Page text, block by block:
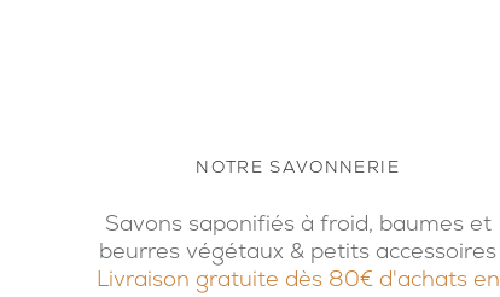
NOTRE SAVONNERIE
Savons saponifiés à froid, baumes et
beurres végétaux & petits accessoires
Livraison gratuite dès 80€ d'achats en